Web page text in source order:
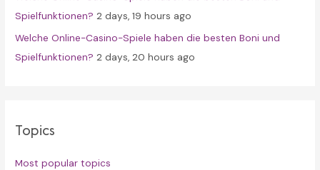
Spielfunktionen? 2 days, 19 hours ago
Welche Online-Casino-Spiele haben die besten Boni und
Spielfunktionen? 2 days, 20 hours ago
Topics
Most popular topics